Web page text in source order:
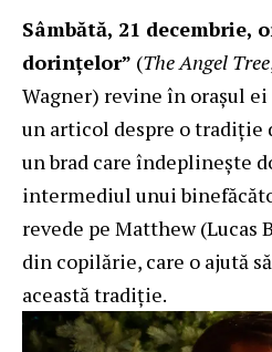
Sâmbătă, 21 decembrie,
dorințelor” (The Angel Tree
Wagner) revine în orașul
un articol despre o tradiție
un brad care îndeplinește
intermediul unui
revede pe Matthew (Lucas
din copilărie, care o ajută
această tradiție.